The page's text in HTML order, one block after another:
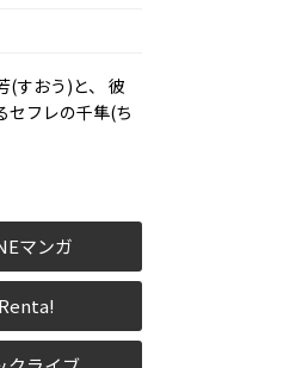
(すおう)と、 彼
セフレの千隼(ち
マンガ
Renta!